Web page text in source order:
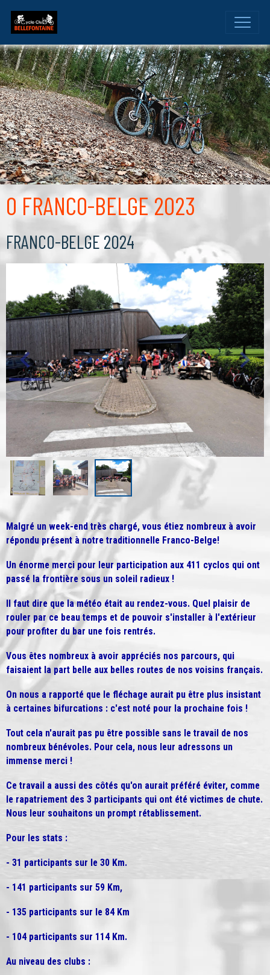
O FRANCO-BELGE 2023
FRANCO-BELGE 2024
Malgré un week-end très chargé, vous étiez nombreux à avoir
répondu présent à notre traditionnelle Franco-Belge!
Un énorme merci pour leur participation aux 411 cyclos qui ont
passé la frontière sous un soleil radieux !
Il faut dire que la météo était au rendez-vous. Quel plaisir de
rouler par ce beau temps et de pouvoir s'installer à l'extérieur
pour profiter du bar une fois rentrés.
Vous êtes nombreux à avoir appréciés nos parcours, qui
faisaient la part belle aux belles routes de nos voisins français.
On nous a rapporté que le fléchage aurait pu être plus insistant
à certaines bifurcations : c'est noté pour la prochaine fois !
Tout cela n'aurait pas pu être possible sans le travail de nos
nombreux bénévoles. Pour cela, nous leur adressons un
immense merci !
Ce travail a aussi des côtés qu'on aurait préféré éviter, comme
le rapatriement des 3 participants qui ont été victimes de chute.
Nous leur souhaitons un prompt rétablissement.
Pour les stats :
- 31 participants sur le 30 Km.
- 141 participants sur 59 Km,
- 135 participants sur le 84 Km
- 104 participants sur 114 Km.
Au niveau des clubs :